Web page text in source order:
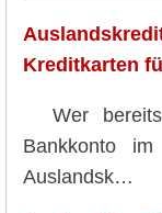
Kreditkarten
Wer bereits
Bankkonto
Auslandsk…